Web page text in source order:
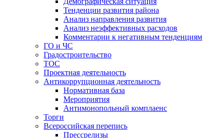
Тенденции развития района
Анализ направления развития
Анализ неэффективных расходов
Комментарии к негативным тенденциям
ГО и ЧС
Градостроительство
ТОС
Проектная деятельность
Антикоррупционная деятельность
Нормативная база
Мероприятия
Антимонопольный комплаенс
Торги
Всероссийская перепись
Прессрелизы